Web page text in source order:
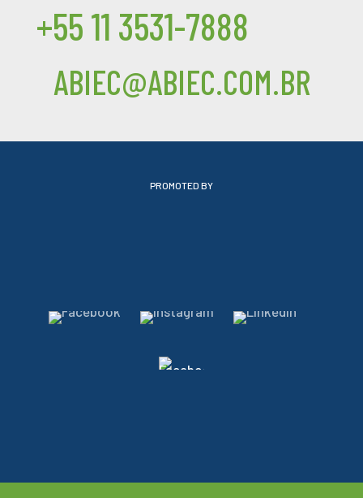
+55 11 3531-7888
ABIEC@ABIEC.COM.BR
PROMOTED BY